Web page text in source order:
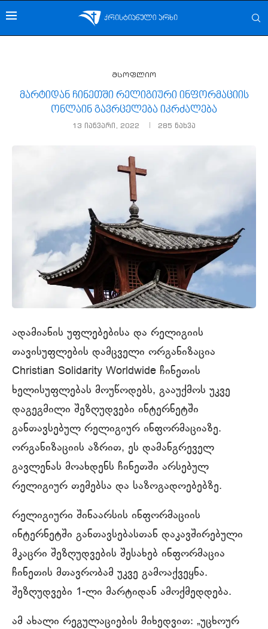
მსოფლიო
მარტიდან ჩინეთში რელიგიური ინფორმაციის
ონლაინ გავრცელება იკრძალება
13 იანვარი, 2022 285 ნახვა
ადამიანის უფლებებისა და რელიგიის
თავისუფლების დამცველი ორგანიზაცია
Christian Solidarity Worldwide ჩინეთის
ხელისუფლებას მოუწოდებს, გააუქმოს უკვე
დაგეგმილი შეზღუდვები ინტერნეტში
განთავსებულ რელიგიურ ინფორმაციაზე.
ორგანიზაციის აზრით, ეს დამანგრეველ
გავლენას მოახდენს ჩინეთში არსებულ
რელიგიურ თემებსა და საზოგადოებებზე.
რელიგიური შინაარსის ინფორმაციის
ინტერნეტში განთავსებასთან დაკავშირებული
მკაცრი შეზღუდვების შესახებ ინფორმაცია
ჩინეთის მთავრობამ უკვე გამოაქვეყნა.
შეზღუდვები 1-ლი მარტიდან ამოქმედდება.
ამ ახალი რეგულაციების მიხედვით: „უცხოურ